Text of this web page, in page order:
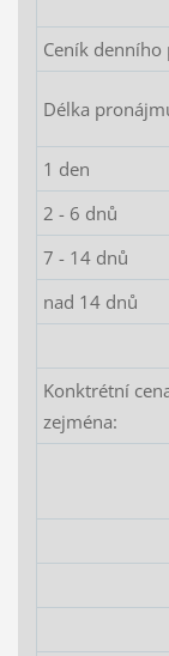
Ceník
Délka
1 den
2 - 6 dnů
7 - 14 dnů
nad 14 dnů
Konktrétní
zejména: